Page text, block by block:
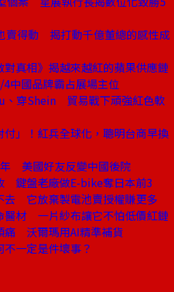
賣得動 揭打動千億董總的感性成
真相》揭越來越紅的蘋果供應鏈
中國品牌霸占展場主位
、穿Shein 貿易戰下頑強紅色軟
」！紅兵全球化，聰明台商早換
美國好友反變中國後院
鍵盤老廠做E-bike奪日本前3
去 它放棄製電池賣授權賺更多
醫材 一片紗布讓它不怕低價紅鏈
痛 沃爾瑪用AI精準補貨
不一定是件壞事？